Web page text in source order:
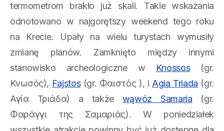
termometrom brakło już skali. Takie wskazania
odnotowano w najgorętszy weekend tego roku
na Krecie. Upały na wielu turystach wymusiły
zmianę planów. Zamknięto między innymi
stanowisko archeologiczne w
Knossos(gr.
Κνωσός), Fajstos(gr. Φαιστός ), i Agia Triada (gr.
Αγία Τριάδα) a także wąwóz Samaria (gr.
Φαράγγι της Σαμαριάς). W poniedziałek